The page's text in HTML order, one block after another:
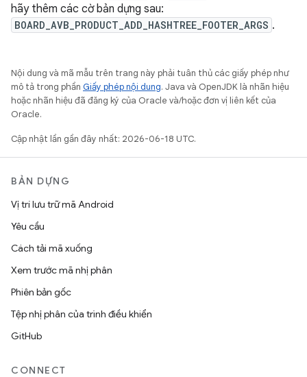
hãy thêm các cờ bản dựng sau:
BOARD_AVB_PRODUCT_ADD_HASHTREE_FOOTER_ARGS .
Nội dung và mã mẫu trên trang này phải tuân thủ các giấy phép như
mô tả trong phần Giấy phép nội dung. Java và OpenJDK là nhãn hiệu
hoặc nhãn hiệu đã đăng ký của Oracle và/hoặc đơn vị liên kết của
Oracle.
Cập nhật lần gần đây nhất: 2026-06-18 UTC.
BẢN DỰNG
Vị trí lưu trữ mã Android
Yêu cầu
Cách tải mã xuống
Xem trước mã nhị phân
Phiên bản gốc
Tệp nhị phân của trình điều khiển
GitHub
CONNECT